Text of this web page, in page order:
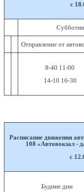
с
Отправление от
8-40 11-00
14-10 16-30
Расписание движения
108 «Автовокзал -
с
Будние дни